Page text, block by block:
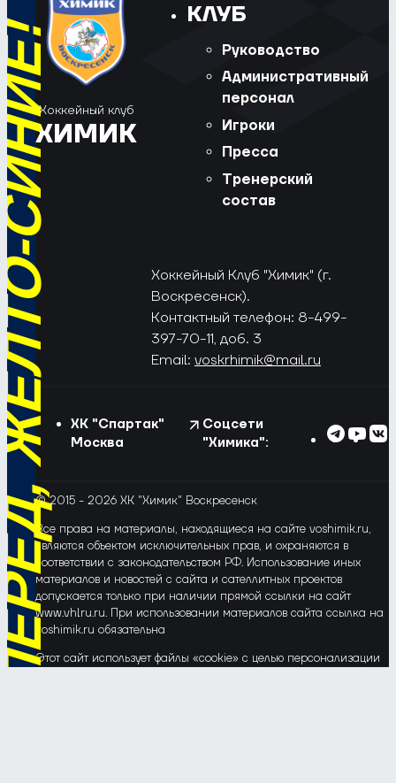
СИНИЕ!
Хоккейный клуб
ХИМИК
КЛУБ
Руководство
Административный
персонал
Игроки
Пресса
Тренерский
состав
Хоккейный Клуб "Химик" (г.
Воскресенск).
Контактный телефон: 8-499-
397-70-11, доб. 3
Email: voskrhimik@mail.ru
ХК "Спартак"
Москва
Соцсети
"Химика":
© 2015 - 2026 ХК "Химик" Воскресенск
Все права на материалы, находящиеся на сайте voshimik.ru,
являются объектом исключительных прав, и охраняются в
соответствии с законодательством РФ. Использование иных
материалов и новостей с сайта и сателлитных проектов
допускается только при наличии прямой ссылки на сайт
www.vhlru.ru. При использовании материалов сайта ссылка на
voshimik.ru обязательна
Этот сайт использует файлы «cookie» с целью персонализации